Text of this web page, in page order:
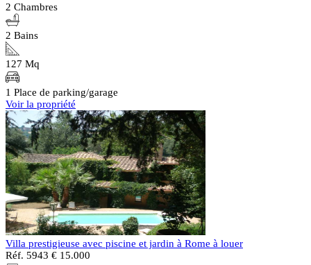
2 Chambres
2 Bains
127 Mq
1 Place de parking/garage
Voir la propriété
Villa prestigieuse avec piscine et jardin à Rome à louer
Réf. 5943 € 15.000